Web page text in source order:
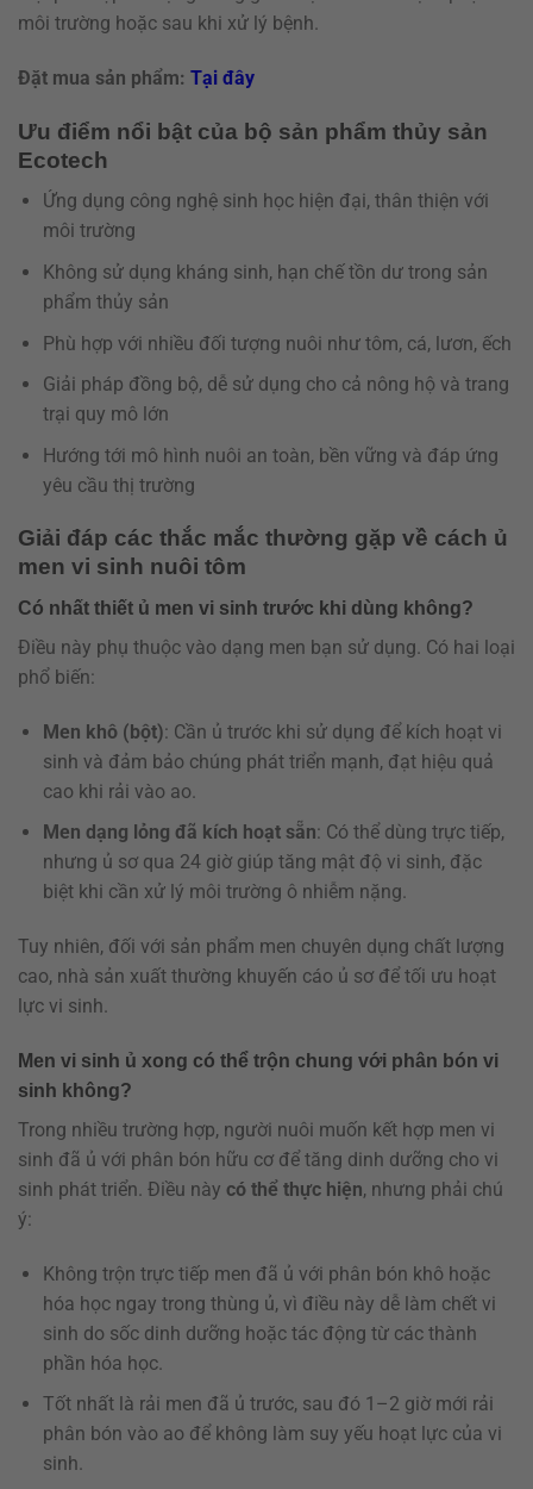
môi trường hoặc sau khi xử lý bệnh.
Đặt mua sản phẩm: Tại đây
Ưu điểm nổi bật của bộ sản phẩm thủy sản
Ecotech
Ứng dụng công nghệ sinh học hiện đại, thân thiện với
môi trường
Không sử dụng kháng sinh, hạn chế tồn dư trong sản
phẩm thủy sản
Phù hợp với nhiều đối tượng nuôi như tôm, cá, lươn, ếch
Giải pháp đồng bộ, dễ sử dụng cho cả nông hộ và trang
trại quy mô lớn
Hướng tới mô hình nuôi an toàn, bền vững và đáp ứng
yêu cầu thị trường
Giải đáp các thắc mắc thường gặp về cách ủ
men vi sinh nuôi tôm
Có nhất thiết ủ men vi sinh trước khi dùng không?
Điều này phụ thuộc vào dạng men bạn sử dụng. Có hai loại
phổ biến:
Men khô (bột): Cần ủ trước khi sử dụng để kích hoạt vi
sinh và đảm bảo chúng phát triển mạnh, đạt hiệu quả
cao khi rải vào ao.
Men dạng lỏng đã kích hoạt sẵn: Có thể dùng trực tiếp,
nhưng ủ sơ qua 24 giờ giúp tăng mật độ vi sinh, đặc
biệt khi cần xử lý môi trường ô nhiễm nặng.
Tuy nhiên, đối với sản phẩm men chuyên dụng chất lượng
cao, nhà sản xuất thường khuyến cáo ủ sơ để tối ưu hoạt
lực vi sinh.
Men vi sinh ủ xong có thể trộn chung với phân bón vi
sinh không?
Trong nhiều trường hợp, người nuôi muốn kết hợp men vi
sinh đã ủ với phân bón hữu cơ để tăng dinh dưỡng cho vi
sinh phát triển. Điều này có thể thực hiện, nhưng phải chú
ý:
Không trộn trực tiếp men đã ủ với phân bón khô hoặc
hóa học ngay trong thùng ủ, vì điều này dễ làm chết vi
sinh do sốc dinh dưỡng hoặc tác động từ các thành
phần hóa học.
Tốt nhất là rải men đã ủ trước, sau đó 1–2 giờ mới rải
phân bón vào ao để không làm suy yếu hoạt lực của vi
sinh.